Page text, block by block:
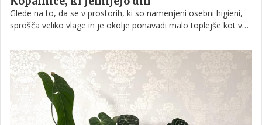
Glede na to, da se v prostorih, ki so namenjeni osebni higieni,
sprošča veliko vlage in je okolje ponavadi malo toplejše kot v
določene vrste tropskega rastlinja. Preverite, s katerimi si lahko
pričarate pravi mali eksotični raj.